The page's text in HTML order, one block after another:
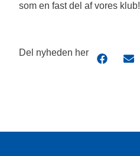
som en fast del af vores klub!
Del nyheden her